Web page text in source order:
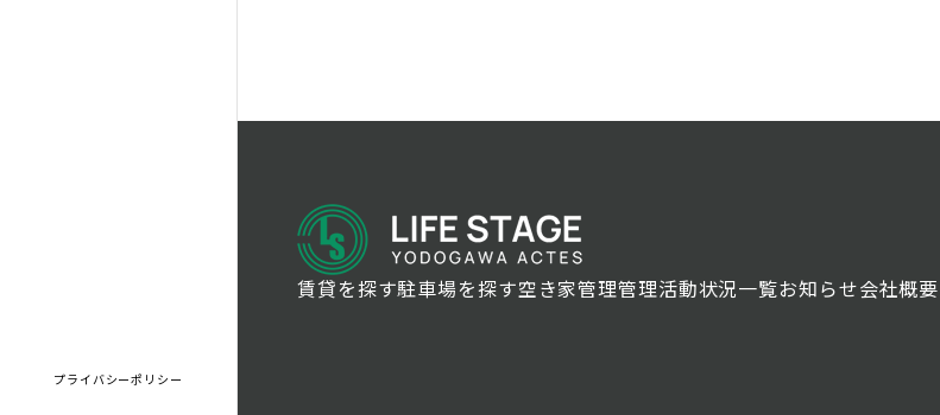
プライバシーポリシー
賃貸を探す駐車場を探す空き家管理管理活動状況一覧お知らせ会社概要